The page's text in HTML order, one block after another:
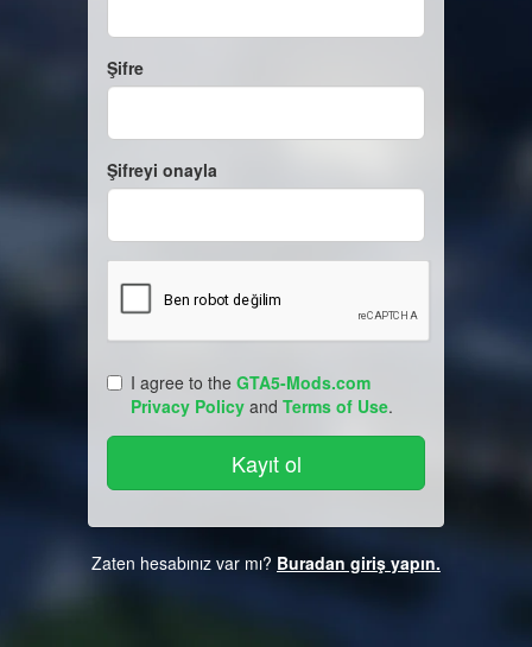
Şifre
Şifreyi onayla
I agree to the GTA5-Mods.com
Privacy Policy and Terms of Use.
Zaten hesabınız var mı? Buradan giriş yapın.